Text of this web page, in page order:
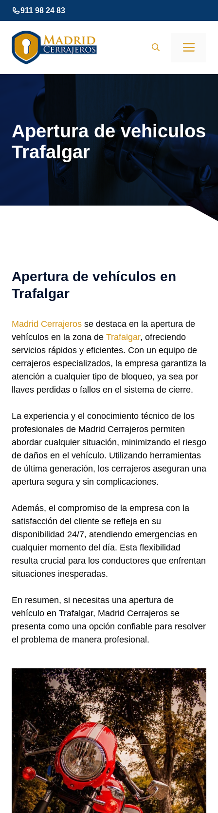
Saltar
al
contenido
911 98 24 83
Apertura de vehiculos
Trafalgar
Apertura de vehículos en
Trafalgar
Madrid Cerrajeros se destaca en la apertura de
vehículos en la zona de Trafalgar, ofreciendo
servicios rápidos y eficientes. Con un equipo de
cerrajeros especializados, la empresa garantiza la
atención a cualquier tipo de bloqueo, ya sea por
llaves perdidas o fallos en el sistema de cierre.
La experiencia y el conocimiento técnico de los
profesionales de Madrid Cerrajeros permiten
abordar cualquier situación, minimizando el riesgo
de daños en el vehículo. Utilizando herramientas
de última generación, los cerrajeros aseguran una
apertura segura y sin complicaciones.
Además, el compromiso de la empresa con la
satisfacción del cliente se refleja en su
disponibilidad 24/7, atendiendo emergencias en
cualquier momento del día. Esta flexibilidad
resulta crucial para los conductores que enfrentan
situaciones inesperadas.
En resumen, si necesitas una apertura de
vehículo en Trafalgar, Madrid Cerrajeros se
presenta como una opción confiable para resolver
el problema de manera profesional.